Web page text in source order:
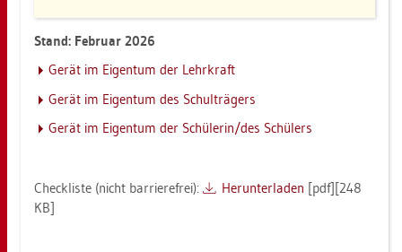
Stand: Fe­bru­ar 2026
Gerät im Ei­gen­tum der Lehr­kraft
Gerät im Ei­gen­tum des Schul­trä­gers
Gerät im Ei­gen­tum der Schü­le­rin/des Schü­lers
Check­lis­te (nicht bar­rie­re­frei): Her­un­ter­la­den [pdf][248
KB]